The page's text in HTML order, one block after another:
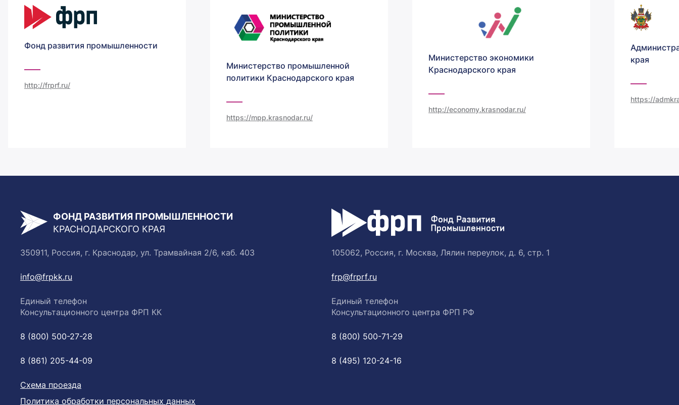
Фонд развития промышленности
http://frprf.ru/
Министерство промышленной
политики Краснодарского края
https://mpp.krasnodar.ru/
Министерство экономики
Краснодарского края
http://economy.krasnodar.ru/
края
https://
ФОНД РАЗВИТИЯ ПРОМЫШЛЕННОСТИ
КРАСНОДАРСКОГО КРАЯ
350911, Россия, г. Краснодар, ул. Трамвайная 2/6, каб. 403
info@frpkk.ru
Единый телефон
Консультационного центра ФРП КК
8 (800) 500-27-28
8 (861) 205-44-09
Схема проезда
Политика обработки персональных данных
105062, Россия, г. Москва, Лялин переулок, д. 6, стр. 1
frp@frprf.ru
Единый телефон
Консультационного центра ФРП РФ
8 (800) 500-71-29
8 (495) 120-24-16